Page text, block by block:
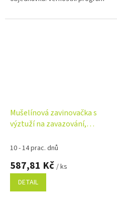
Mušelínová zavinovačka s
výztuží na zavazování,
10 - 14 prac. dnů
587,81 Kč / ks
DETAIL